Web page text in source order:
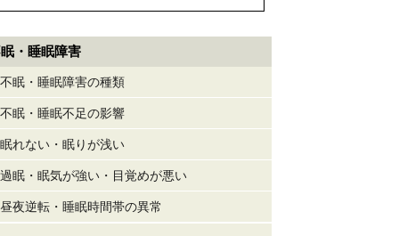
・睡眠障害
不眠・睡眠障害の種類
不眠・睡眠不足の影響
眠れない・眠りが浅い
過眠・眠気が強い・目覚めが悪い
昼夜逆転・睡眠時間帯の異常